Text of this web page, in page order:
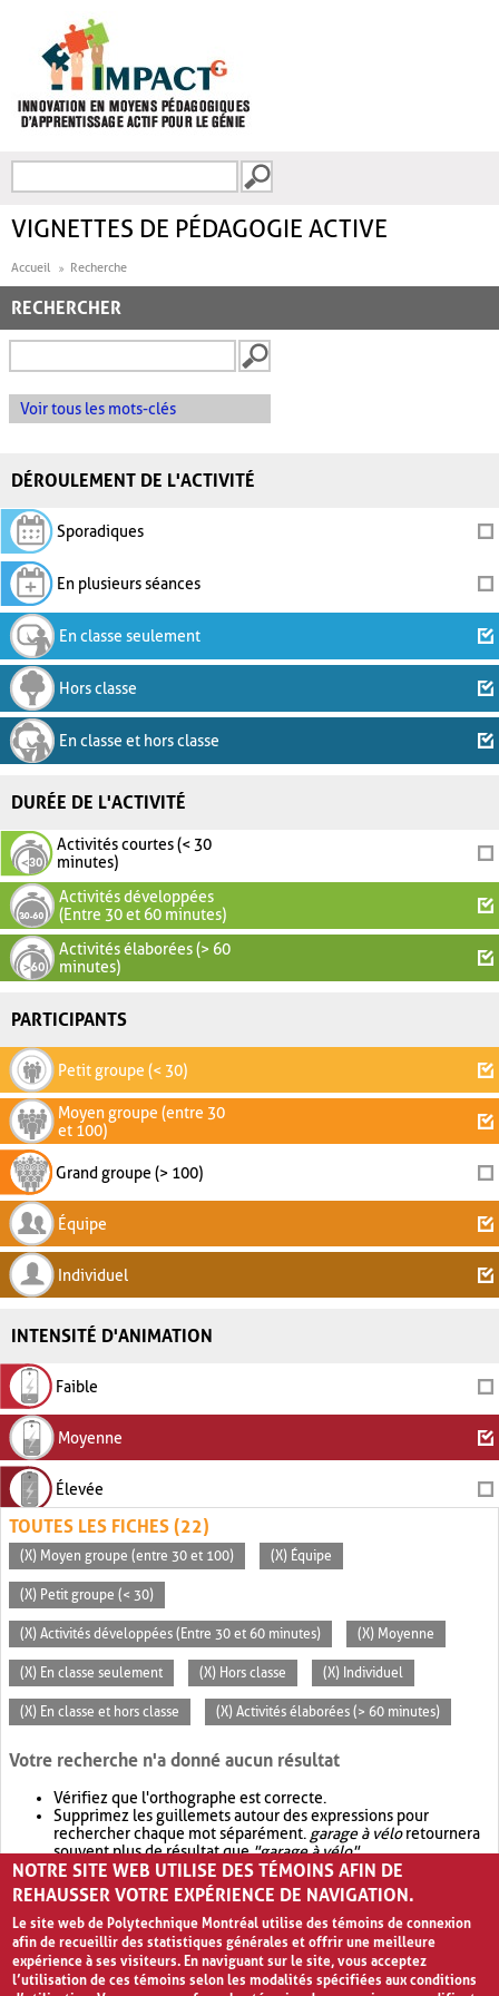
FORMULAIRE DE
VIGNETTES DE PÉDAGOGIE ACTIVE
Accueil Recherche
RECHERCHER
Voir tous les mots-clés
DÉROULEMENT DE L'ACTIVITÉ
Sporadiques
En plusieurs séances
En classe seulement
Hors classe
En classe et hors classe
DURÉE DE L'ACTIVITÉ
Activités courtes (< 30
minutes)
Activités développées
(Entre 30 et 60 minutes)
Activités élaborées (> 60
minutes)
PARTICIPANTS
Petit groupe (< 30)
Moyen groupe (entre 30
et 100)
Grand groupe (> 100)
Équipe
Individuel
INTENSITÉ D'ANIMATION
Faible
Moyenne
Élevée
TOUTES LES FICHES (22)
(X) Moyen groupe (entre 30 et 100) (X) Équipe
(X) Petit groupe (< 30)
(X) Activités développées (Entre 30 et 60 minutes) (X) Moyenne
(X) En classe seulement (X) Hors classe (X) Individuel
(X) En classe et hors classe (X) Activités élaborées (> 60 minutes)
Votre recherche n'a donné aucun résultat
Vérifiez que l'orthographe est correcte.
Supprimez les guillemets autour des expressions pour
rechercher chaque mot séparément. garage à véloretournera
souvent plus de résultat que"garage à vélo".
Envisagez d'élargir votre recherche avec OR.garage OR vélo
retournera souvent plus de résultat quegarage à vélo
NOTRE SITE WEB UTILISE DES TÉMOINS AFIN DE
REHAUSSER VOTRE EXPÉRIENCE DE NAVIGATION.
Le site web de Polytechnique Montréal utilise des témoins de connexion
afin de recueillir des statistiques générales et offrir une meilleure
expérience à ses visiteurs. En naviguant sur le site, vous acceptez
l’utilisation de ces témoins selon les modalités spécifiées aux conditions